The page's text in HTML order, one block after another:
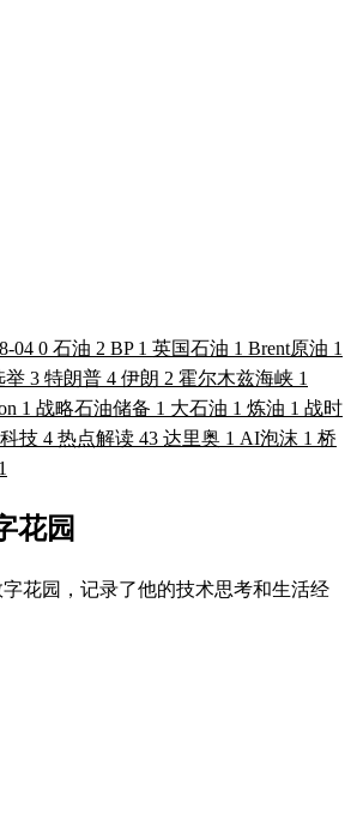
04 0 石油 2 BP 1 英国石油 1 Brent原油 1
举 3 特朗普 4 伊朗 2 霍尔木兹海峡 1
1 战略石油储备 1 大石油 1 炼油 1 战时
科技 4 热点解读 43 达里奥 1 AI泡沫 1 桥
1
花园
字花园，记录了他的技术思考和生活经